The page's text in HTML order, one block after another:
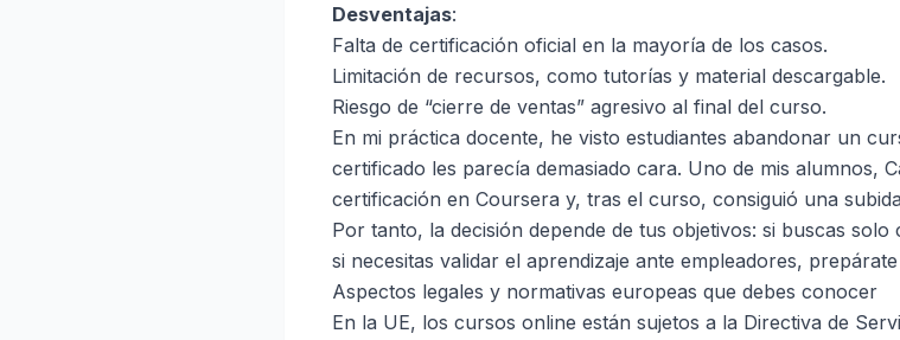
Desventajas:
Falta de certificación oficial en la mayoría de los casos.
Limitación de recursos, como tutorías y material descargable.
Riesgo de “cierre de ventas” agresivo al final del curso.
En mi práctica docente, he visto estudiantes abandonar un
certificado les parecía demasiado cara. Uno de mis alumnos,
certificación en Coursera y, tras el curso, consiguió una
Por tanto, la decisión depende de tus objetivos: si buscas
si necesitas validar el aprendizaje ante empleadores,
Aspectos legales y normativas europeas que debes conocer
En la UE, los cursos online están sujetos a la Directiva de